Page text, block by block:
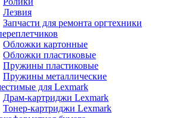
Лезвия
Запчасти для ремонта оргтехники
Обложки картонные
Обложки пластиковые
Пружины пластиковые
Пружины металлические
для Lexmark
Драм-картриджи Lexmark
Тонер-картриджи Lexmark